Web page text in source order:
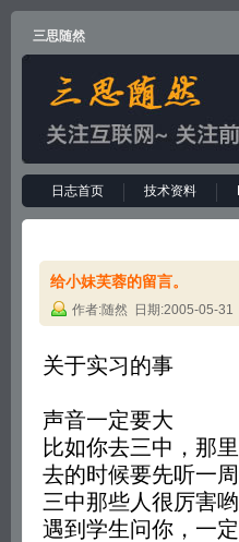
三思随然
日志首页 技术资料
给小妹芙蓉的留言。
作者:随然 日期:2005-05-31
关于实习的事
声音一定要大
比如你去三中，那
去的时候要先听一
三中那些人很厉害
遇到学生问你，一